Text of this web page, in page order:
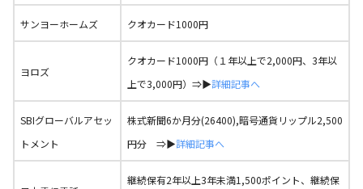
サンヨーホームズ クオカード1000円
ヨロズ
クオカード1000円（１年以上で2,000円、3年以
上で3,000円）⇒▶詳細記事へ
SBIグローバルアセッ
トメント
株式新聞6か月分(26400),暗号通貨リップル2,500
円分 ⇒▶詳細記事へ
継続保有2年以上3年未満1,500ポイント、継続保